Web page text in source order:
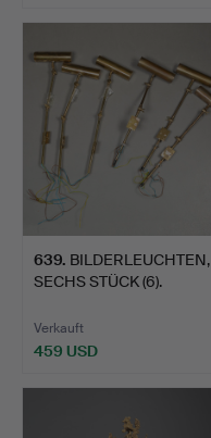
639. BILDERLEUCHTEN,
SECHS STÜCK (6).
Verkauft
459 USD